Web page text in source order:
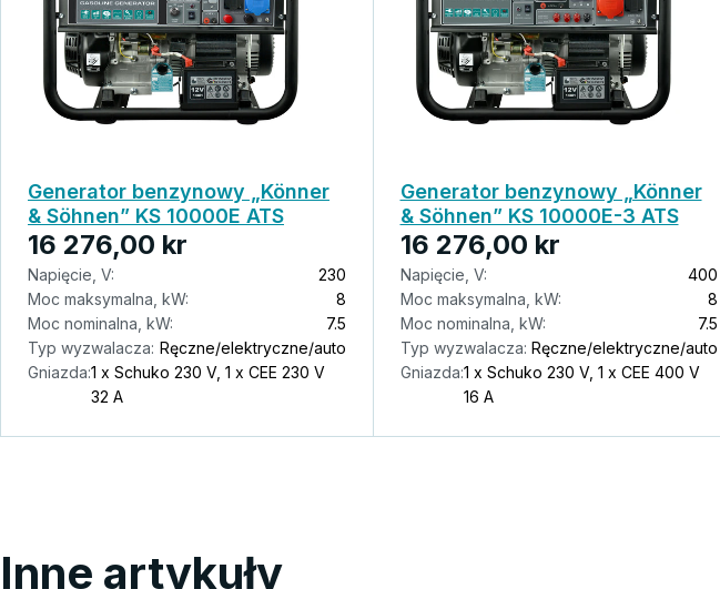
Generator benzynowy „Könner
& Söhnen” KS 10000E ATS
16 276,00 kr
Napięcie, V:
230
Moc maksymalna, kW:
8
Moc nominalna, kW:
7.5
Typ wyzwalacza: Ręczne/elektryczne/auto
Gniazda:1 x Schuko 230 V, 1 x CEE 230 V
32 A
Generator benzynowy „Könner
& Söhnen” KS 10000E-3 ATS
16 276,00 kr
Napięcie, V:
400
Moc maksymalna, kW:
8
Moc nominalna, kW:
7.5
Typ wyzwalacza: Ręczne/elektryczne/auto
Gniazda:1 x Schuko 230 V, 1 x CEE 400 V
16 A
Inne artykuły